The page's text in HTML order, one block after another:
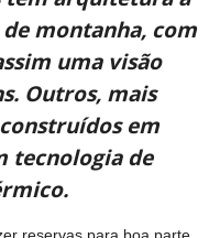
montanha, com
uma visão
Outros, mais
em
tecnologia de